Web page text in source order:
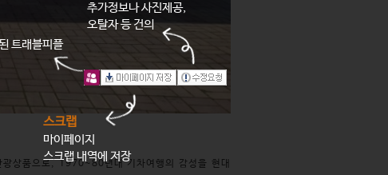
광상품으로, 1970~80년대 기차여행의 감성을 현대
트래블피플
스크랩
마이페이지
스크랩 내역에 저장
추가정보나 사진제공,
오탈자 등 건의